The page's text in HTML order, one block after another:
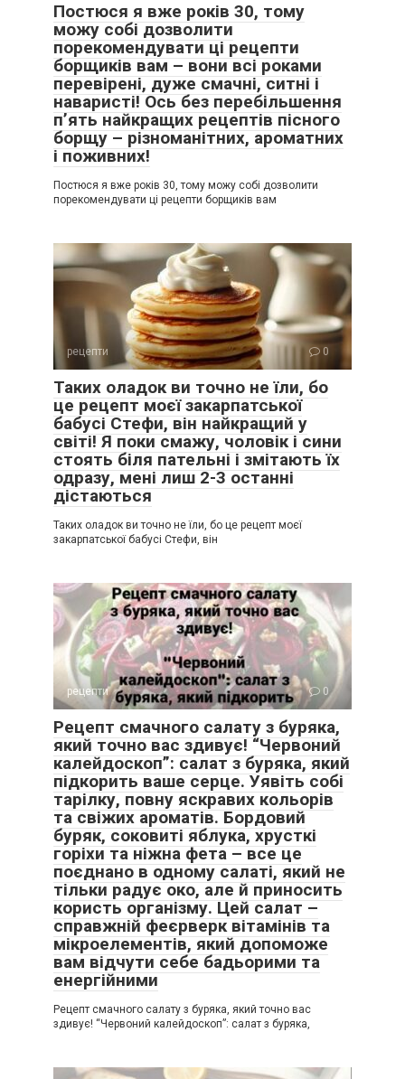
Постюся я вже років 30, тому
можу собі дозволити
порекомендувати ці рецепти
борщиків вам – вони всі роками
перевірені, дуже смачні, ситні і
наваристі! Ось без перебільшення
п’ять найкращих рецептів пісного
борщу – різноманітних, ароматних
і поживних!
Постюся я вже років 30, тому можу собі дозволити
порекомендувати ці рецепти борщиків вам
рецепти 0
Таких оладок ви точно не їли, бо
це рецепт моєї закарпатської
бабусі Стефи, він найкращий у
світі! Я поки смажу, чоловік і сини
стоять біля пательні і змітають їх
одразу, мені лиш 2-3 останні
дістаються
Таких оладок ви точно не їли, бо це рецепт моєї
закарпатської бабусі Стефи, він
рецепти 0
Рецепт смачного салату з буряка,
який точно вас здивує! “Червоний
калейдоскоп”: салат з буряка, який
підкорить ваше серце. Уявіть собі
тарілку, повну яскравих кольорів
та свіжих ароматів. Бордовий
буряк, соковиті яблука, хрусткі
горіхи та ніжна фета – все це
поєднано в одному салаті, який не
тільки радує око, але й приносить
користь організму. Цей салат –
справжній феєрверк вітамінів та
мікроелементів, який допоможе
вам відчути себе бадьорими та
енергійними
Рецепт смачного салату з буряка, який точно вас
здивує! “Червоний калейдоскоп”: салат з буряка,